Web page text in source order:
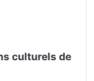
culturels de